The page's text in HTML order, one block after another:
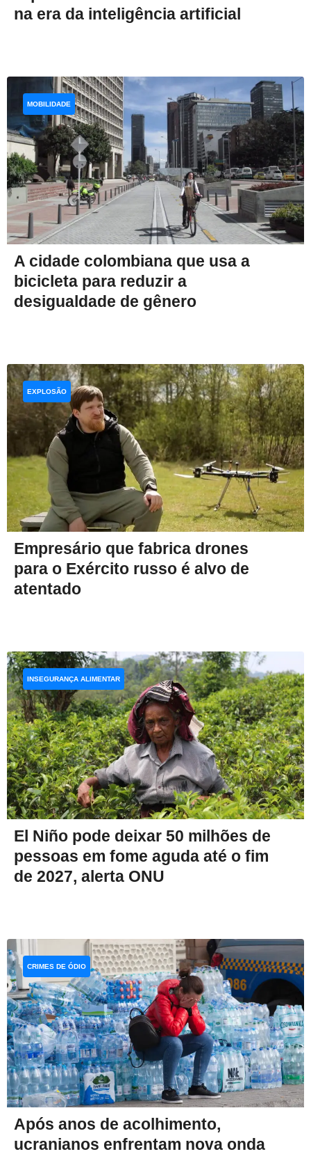
na era da inteligência artificial
A cidade colombiana que usa a
bicicleta para reduzir a
desigualdade de gênero
MOBILIDADE
Empresário que fabrica drones
para o Exército russo é alvo de
atentado
EXPLOSÃO
El Niño pode deixar 50 milhões de
pessoas em fome aguda até o fim
de 2027, alerta ONU
INSEGURANÇA ALIMENTAR
Após anos de acolhimento,
ucranianos enfrentam nova onda
CRIMES DE ÓDIO